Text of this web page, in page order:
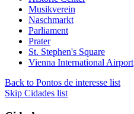
Musikverein
Naschmarkt
Parliament
Prater
St. Stephen's Square
Vienna International Airport
Back to Pontos de interesse list
Skip Cidades list